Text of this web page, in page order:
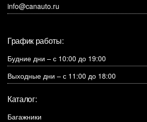
info@canauto.ru
График работы:
Будние дни – с 10:00 до 19:00
Выходные дни – с 11:00 до 18:00
Каталог:
Багажники